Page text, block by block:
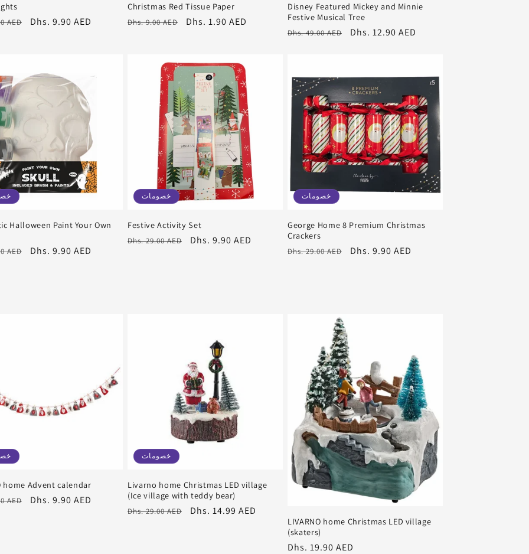
AED
سعر
Dhs. 9.90 AED
Christmas Red Tissue Paper
سعر
Dhs. 9.00 AED
سعر
Dhs. 1.90 AED
Disney Featured Mickey and Minnie
Festive Musical Tree
سعر
Dhs. 49.00 AED
سعر
Dhs. 12.90 AED
Halloween Paint Your Own
AED
سعر
Dhs. 9.90 AED
خصومات
Festive Activity Set
سعر
Dhs. 29.00 AED
سعر
Dhs. 9.90 AED
خصومات
George Home 8 Premium Christmas
Crackers
سعر
Dhs. 29.00 AED
سعر
Dhs. 9.90 AED
home Advent calendar
AED
سعر
Dhs. 9.90 AED
خصومات
Livarno home Christmas LED village
(Ice village with teddy bear)
سعر
Dhs. 29.00 AED
سعر
Dhs. 14.99 AED
LIVARNO home Christmas LED village
(skaters)
سعر
Dhs. 19.90 AED